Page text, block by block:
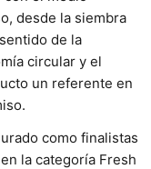
desde la siembra
de la
circular y el
un referente en
como finalistas
la categoría Fresh